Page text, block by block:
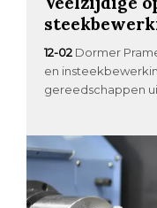
12-02 Dormer
en
gereedschappen